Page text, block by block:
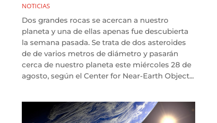
NOTICIAS
Dos grandes rocas se acercan a nuestro
planeta y una de ellas apenas fue descubierta
la semana pasada. Se trata de dos asteroides
de de varios metros de diámetro y pasarán
cerca de nuestro planeta este miércoles 28 de
agosto, según el Center for Near-Earth Object...